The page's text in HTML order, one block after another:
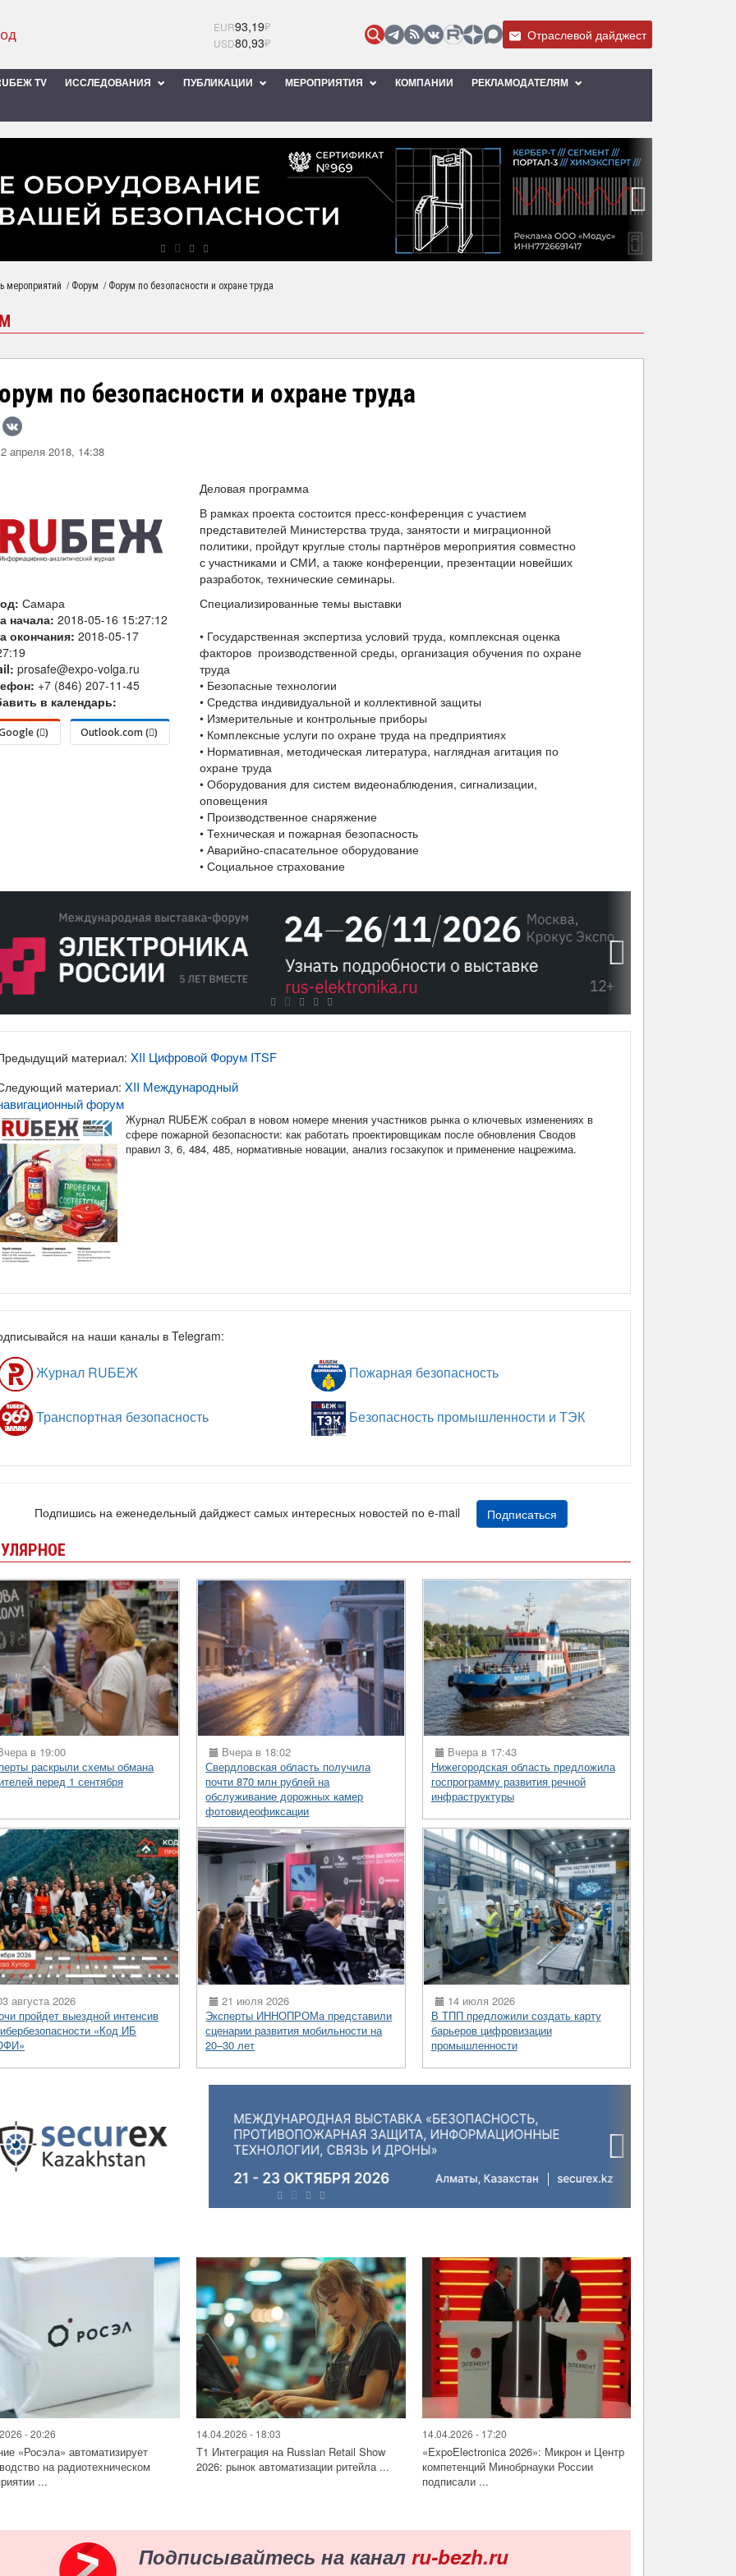
EUR93,19₽
USD80,93₽ Отраслевой дайджест
TV ИССЛЕДОВАНИЯ ПУБЛИКАЦИИ МЕРОПРИЯТИЯ КОМПАНИИ РЕКЛАМОДАТЕЛЯМ
мероприятий / Форум / Форум по безопасности и охране труда
по безопасности и охране труда
апреля 2018, 14:38
Самара
начала: 2018-05-16 15:27:12
окончания: 2018-05-17
prosafe@expo-volga.ru
+7 (846) 207-11-45
в календарь:
( ) Outlook.com ( )
Деловая программа
В рамках проекта состоится пресс-конференция с участием
представителей Министерства труда, занятости и миграционной
политики, пройдут круглые столы партнёров мероприятия совместно
с участниками и СМИ, а также конференции, презентации новейших
разработок, технические семинары.
Специализированные темы выставки
• Государственная экспертиза условий труда, комплексная оценка
факторов производственной среды, организация обучения по охране
труда
• Безопасные технологии
• Средства индивидуальной и коллективной защиты
• Измерительные и контрольные приборы
• Комплексные услуги по охране труда на предприятиях
• Нормативная, методическая литература, наглядная агитация по
охране труда
• Оборудования для систем видеонаблюдения, сигнализации,
оповещения
• Производственное снаряжение
• Техническая и пожарная безопасность
• Аварийно-спасательное оборудование
• Социальное страхование
материал: XII Цифровой Форум ITSF
материал: XII Международный
форум
Журнал RUБЕЖ собрал в новом номере мнения участников рынка о ключевых изменениях в
сфере пожарной безопасности: как работать проектировщикам после обновления Сводов
правил 3, 6, 484, 485, нормативные новации, анализ госзакупок и применение нацрежима.
на наши каналы в Telegram:
Журнал RUБЕЖ Пожарная безопасность
Транспортная безопасность Безопасность промышленности и ТЭК
Подпишись на еженедельный дайджест самых интересных новостей по e-mail Подписаться
в 19:00
раскрыли схемы обмана
перед 1 сентября
Вчера в 18:02
Свердловская область получила
почти 870 млн рублей на
обслуживание дорожных камер
фотовидеофиксации
Вчера в 17:43
Нижегородская область предложила
госпрограмму развития речной
инфраструктуры
августа 2026
пройдет выездной интенсив
«Код ИБ
21 июля 2026
Эксперты ИННОПРОМа представили
сценарии развития мобильности на
20–30 лет
14 июля 2026
В ТПП предложили создать карту
барьеров цифровизации
промышленности
- 20:26
«Росэла» автоматизирует
на радиотехническом
...
14.04.2026 - 18:03
Т1 Интеграция на Russian Retail Show
2026: рынок автоматизации ритейла ...
14.04.2026 - 17:20
«ExpoElectronica 2026»: Микрон и Центр
компетенций Минобрнауки России
подписали ...
Подписывайтесь на канал ru-bezh.ru